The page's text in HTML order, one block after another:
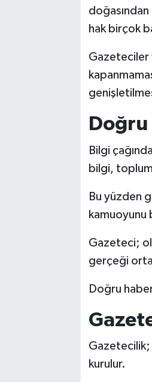
hak birçok
Gazeteciler
Bilgi
bilgi,
Bu yüzden
Gazeteci;
gerçeği
Doğru
Gazetecilik;
kurulur.